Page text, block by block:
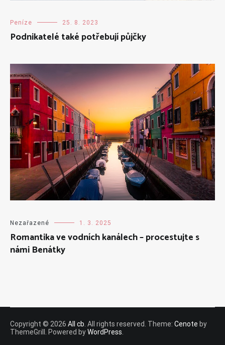
Peníze 25. 8. 2023
Podnikatelé také potřebují půjčky
Nezařazené 1. 3. 2025
Romantika ve vodních kanálech – procestujte s
námi Benátky
Copyright © 2026 All cb . All rights reserved. Theme: Cenote by
ThemeGrill. Powered byWordPress